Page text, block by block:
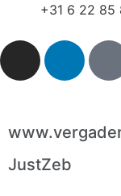
+31 6 22 85
JustZeb